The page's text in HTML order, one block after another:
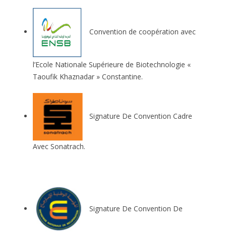
Convention de coopération avec
l’Ecole Nationale Supérieure de Biotechnologie «
Taoufik Khaznadar » Constantine.
Signature De Convention Cadre
Avec Sonatrach.
Signature De Convention De